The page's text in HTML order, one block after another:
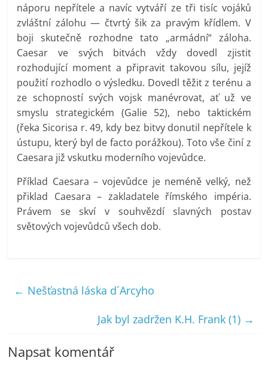
náporu nepřítele a navíc vytváří ze tři tisíc vojáků
zvláštní zálohu — čtvrtý šik za pravým křídlem. V
boji skutečně rozhodne tato „armádní“ záloha.
Caesar ve svých bitvách vždy dovedl zjistit
rozhodující moment a připravit takovou sílu, jejíž
použití rozhodlo o výsledku. Dovedl těžit z terénu a
ze schopností svých vojsk manévrovat, ať už ve
smyslu strategickém (Galie 52), nebo taktickém
(řeka Sicorisa r. 49, kdy bez bitvy donutil nepřítele k
ústupu, který byl de facto porážkou). Toto vše činí z
Caesara již vskutku moderního vojevůdce.
Příklad Caesara – vojevůdce je neméně velký, než
přiklad Caesara – zakladatele římského impéria.
Právem se skví v souhvězdí slavných postav
světových vojevůdců všech dob.
← Nešťastná láska d´Arcyho
Jak byl zadržen K.H. Frank (1) →
Napsat komentář